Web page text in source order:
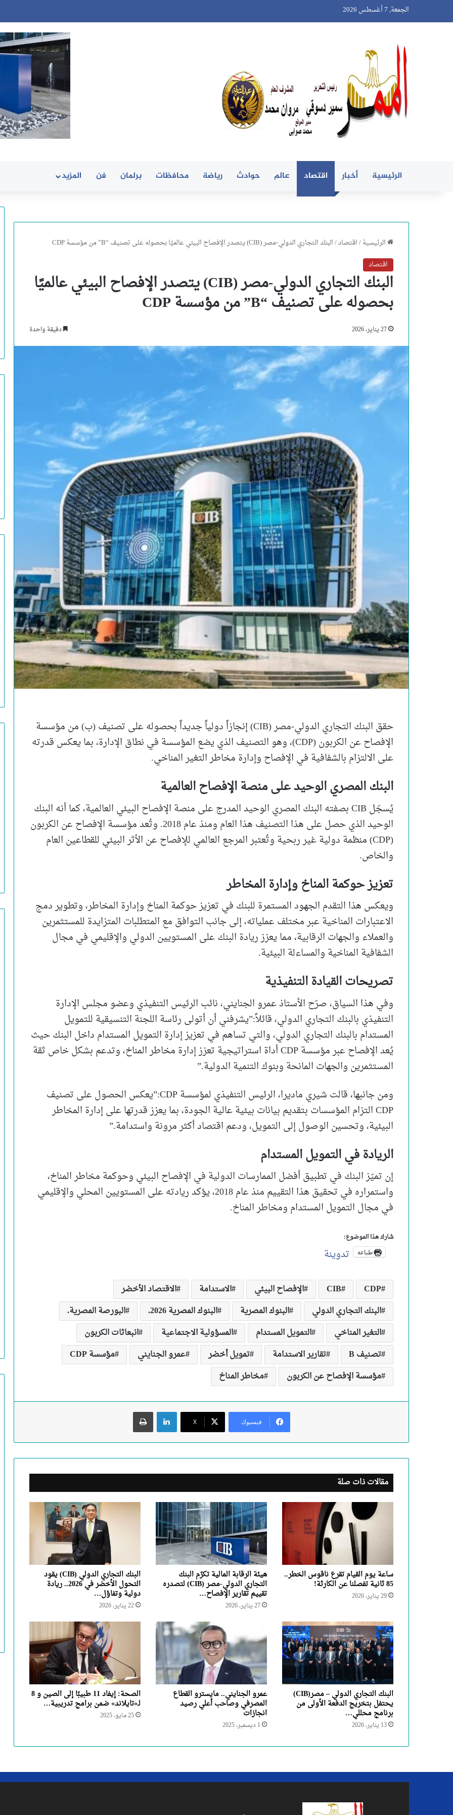
الجمعة, 7 أغسطس 2026
الرئيسية أخبار اقتصاد عالم حوادث رياضة محافظات برلمان فن المزيد
الرئيسية/اقتصاد/البنك التجاري الدولي-مصر (CIB) يتصدر الإفصاح البيئي عالميًا بحصوله على تصنيف “B” من مؤسسة CDP
اقتصاد
البنك التجاري الدولي-مصر (CIB) يتصدر الإفصاح البيئي عالميًا
بحصوله على تصنيف “B” من مؤسسة CDP
27 يناير، 2026 دقيقة واحدة
حقق البنك التجاري الدولي-مصر (CIB) إنجازاً دولياً جديداً بحصوله على تصنيف (ب) من مؤسسة
الإفصاح عن الكربون (CDP)، وهو التصنيف الذي يضع المؤسسة في نطاق الإدارة، بما يعكس قدرته
على الالتزام بالشفافية في الإفصاح وإدارة مخاطر التغير المناخي.
البنك المصري الوحيد على منصة الإفصاح العالمية
يُسجّل CIB بصفته البنك المصري الوحيد المدرج على منصة الإفصاح البيئي العالمية، كما أنه البنك
الوحيد الذي حصل على هذا التصنيف هذا العام ومنذ عام 2018. وتُعد مؤسسة الإفصاح عن الكربون
(CDP) منظمة دولية غير ربحية وتُعتبر المرجع العالمي للإفصاح عن الأثر البيئي للقطاعين العام
والخاص.
تعزيز حوكمة المناخ وإدارة المخاطر
ويعكس هذا التقدم الجهود المستمرة للبنك في تعزيز حوكمة المناخ وإدارة المخاطر، وتطوير دمج
الاعتبارات المناخية عبر مختلف عملياته، إلى جانب التوافق مع المتطلبات المتزايدة للمستثمرين
والعملاء والجهات الرقابية، مما يعزز ريادة البنك على المستويين الدولي والإقليمي في مجال
الشفافية المناخية والمساءلة البيئية.
تصريحات القيادة التنفيذية
وفي هذا السياق، صرّح الأستاذ عمرو الجنايني، نائب الرئيس التنفيذي وعضو مجلس الإدارة
التنفيذي بالبنك التجاري الدولي، قائلاً:”يشرفني أن أتولى رئاسة اللجنة التنسيقية للتمويل
المستدام بالبنك التجاري الدولي، والتي تساهم في تعزيز إدارة التمويل المستدام داخل البنك حيث
يُعد الإفصاح عبر مؤسسة CDP أداة استراتيجية تعزز إدارة مخاطر المناخ، وتدعم بشكل خاص ثقة
المستثمرين والجهات المانحة وبنوك التنمية الدولية.”
ومن جانبها، قالت شيري ماديرا، الرئيس التنفيذي لمؤسسة CDP:”يعكس الحصول على تصنيف
CDP التزام المؤسسات بتقديم بيانات بيئية عالية الجودة، بما يعزز قدرتها على إدارة المخاطر
البيئية، وتحسين الوصول إلى التمويل، ودعم اقتصاد أكثر مرونة واستدامة.”
الريادة في التمويل المستدام
إن تميّز البنك في تطبيق أفضل الممارسات الدولية في الإفصاح البيئي وحوكمة مخاطر المناخ،
واستمراره في تحقيق هذا التقييم منذ عام 2018، يؤكد ريادته على المستويين المحلي والإقليمي
في مجال التمويل المستدام ومخاطر المناخ.
شارك هذا الموضوع:
طباعة تدوينة
CDP
CIB الإفصاح البيئي الاستدامة
الاقتصاد الأخضر
البنك التجاري الدولي
البنوك المصرية البنوك المصرية 2026.
البورصة المصرية.
التغير المناخي
التمويل المستدام المسؤولية الاجتماعية
انبعاثات الكربون
تصنيف B
تقارير الاستدامة تمويل أخضر عمرو الجنايني
مؤسسة CDP
مؤسسة الإفصاح عن الكربون
مخاطر المناخ
فيسبوك X
لينكدإن طباعة
مقالات ذات صلة
ساعة يوم القيام تقرع ناقوس الخطر..
85 ثانية تفصلنا عن الكارثة!
29 يناير، 2026
هيئة الرقابة المالية تكرّم البنك
التجاري الدولي-مصر (CIB) لتصدره
تقييم تقارير الإفصاح…
27 يناير، 2026
البنك التجاري الدولي (CIB) يقود
التحول الأخضر في 2026.. ريادة
دولية وتفاؤل…
22 يناير، 2026
البنك التجاري الدولي – مصر(CIB)
يحتفل بتخريج الدفعة الأولى من
برنامج محللي…
13 يناير، 2026
عمرو الجنايني.. مايسترو القطاع
المصرفي وصاحب أعلي رصيد
انجازات
1 ديسمبر، 2025
الصحة: إيفاد 11 طبيبًا إلى الصين و 8
لـ«تايلاند» ضمن برامج تدريبية…
25 مايو، 2025